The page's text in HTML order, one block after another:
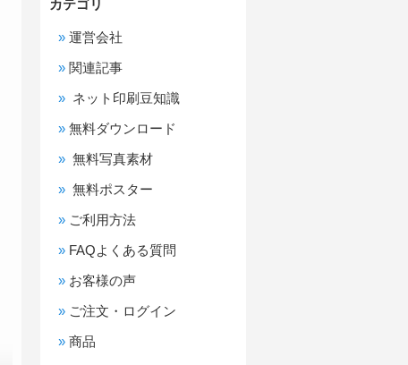
カテゴリ
運営会社
関連記事
ネット印刷豆知識
無料ダウンロード
無料写真素材
無料ポスター
ご利用方法
FAQよくある質問
お客様の声
ご注文・ログイン
商品